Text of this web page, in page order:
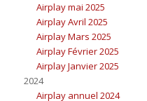
Airplay mai 2025
Airplay Avril 2025
Airplay Mars 2025
Airplay Février 2025
Airplay Janvier 2025
2024
Airplay annuel 2024